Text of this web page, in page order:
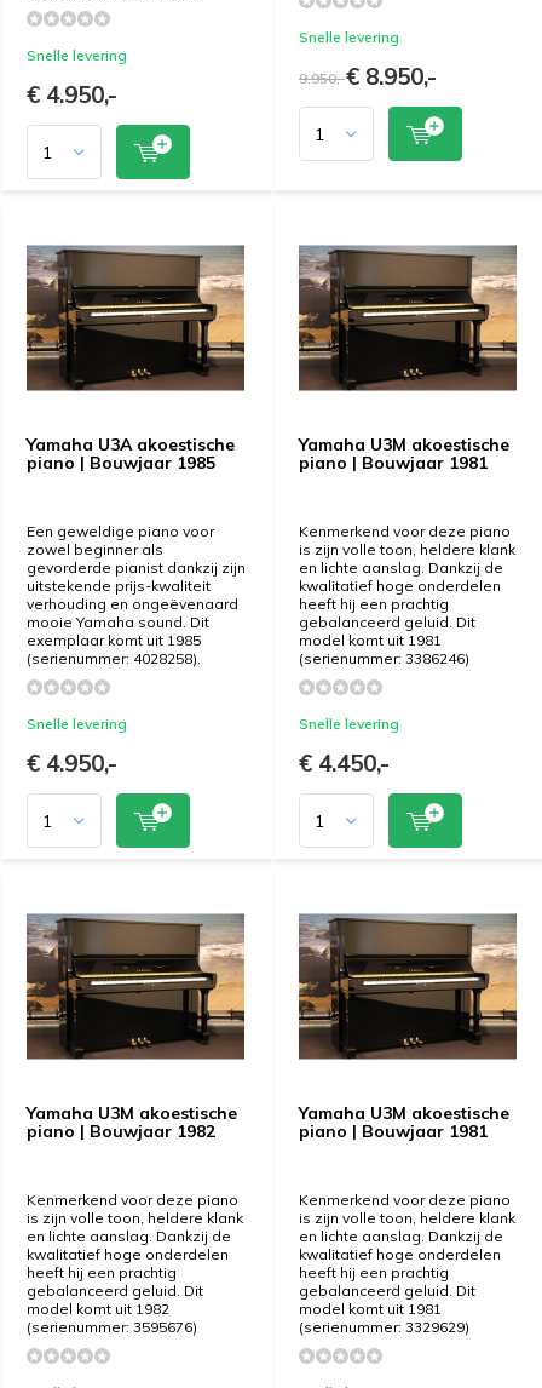
Snelle levering
€ 4.950,-
Snelle levering
9.950,-€ 8.950,-
Yamaha U3A akoestische
piano | Bouwjaar 1985
Een geweldige piano voor
zowel beginner als
gevorderde pianist dankzij zijn
uitstekende prijs-kwaliteit
verhouding en ongeëvenaard
mooie Yamaha sound. Dit
exemplaar komt uit 1985
(serienummer: 4028258).
Snelle levering
€ 4.950,-
Yamaha U3M akoestische
piano | Bouwjaar 1981
Kenmerkend voor deze piano
is zijn volle toon, heldere klank
en lichte aanslag. Dankzij de
kwalitatief hoge onderdelen
heeft hij een prachtig
gebalanceerd geluid. Dit
model komt uit 1981
(serienummer: 3386246)
Snelle levering
€ 4.450,-
Yamaha U3M akoestische
piano | Bouwjaar 1982
Kenmerkend voor deze piano
is zijn volle toon, heldere klank
en lichte aanslag. Dankzij de
kwalitatief hoge onderdelen
heeft hij een prachtig
gebalanceerd geluid. Dit
model komt uit 1982
(serienummer: 3595676)
Yamaha U3M akoestische
piano | Bouwjaar 1981
Kenmerkend voor deze piano
is zijn volle toon, heldere klank
en lichte aanslag. Dankzij de
kwalitatief hoge onderdelen
heeft hij een prachtig
gebalanceerd geluid. Dit
model komt uit 1981
(serienummer: 3329629)